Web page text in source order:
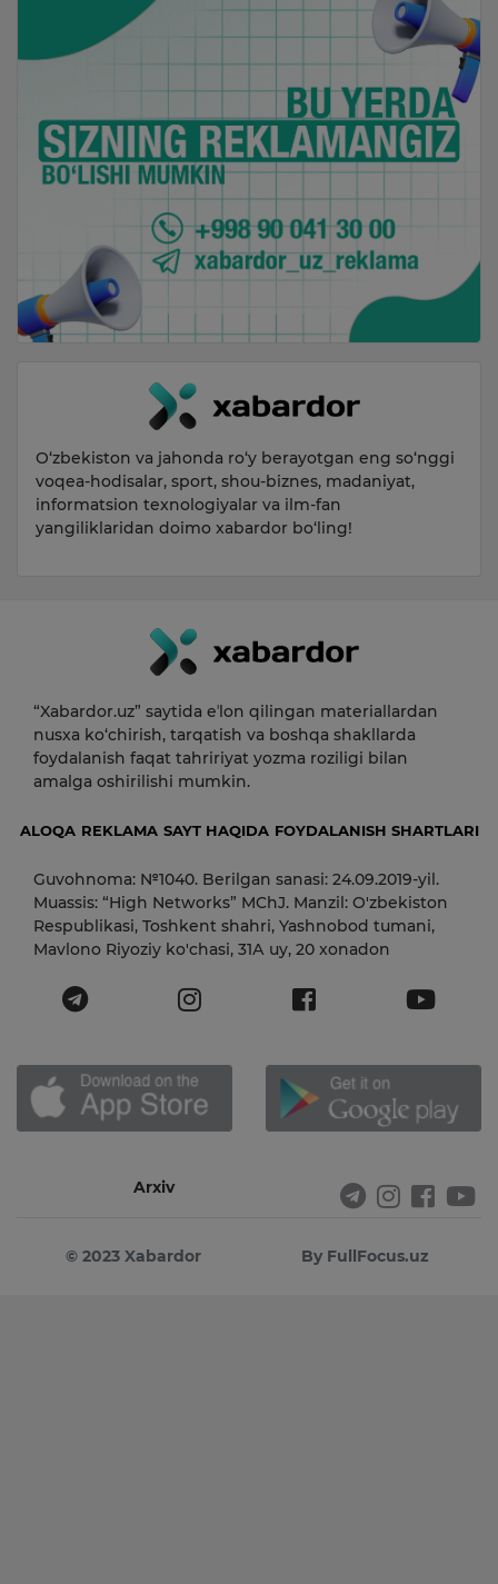
O‘zbekiston va jahonda ro‘y berayotgan eng so‘nggi
voqea-hodisalar, sport, shou-biznes, madaniyat,
informatsion texnologiyalar va ilm-fan
yangiliklaridan doimo xabardor bo‘ling!
“Xabardor.uz” saytida eʼlon qilingan materiallardan
nusxa ko‘chirish, tarqatish va boshqa shakllarda
foydalanish faqat tahririyat yozma roziligi bilan
amalga oshirilishi mumkin.
ALOQA REKLAMA SAYT HAQIDA FOYDALANISH SHARTLARI
Guvohnoma: №1040. Berilgan sanasi: 24.09.2019-yil.
Muassis: “High Networks” MChJ. Manzil: O'zbekiston
Respublikasi, Toshkent shahri, Yashnobod tumani,
Mavlono Riyoziy ko'chasi, 31А uy, 20 xonadon
Arxiv
© 2023 Xabardor By FullFocus.uz